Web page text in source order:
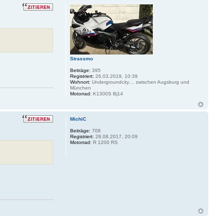
Strassmo
Beiträge: 395
Registriert: 26.03.2019, 10:39
Wohnort: Undergroundcity.... zwischen Augsburg und
München
Motorrad: K1300S Bj14
MichiC
Beiträge: 708
Registriert: 28.08.2017, 20:09
Motorrad: R 1200 RS